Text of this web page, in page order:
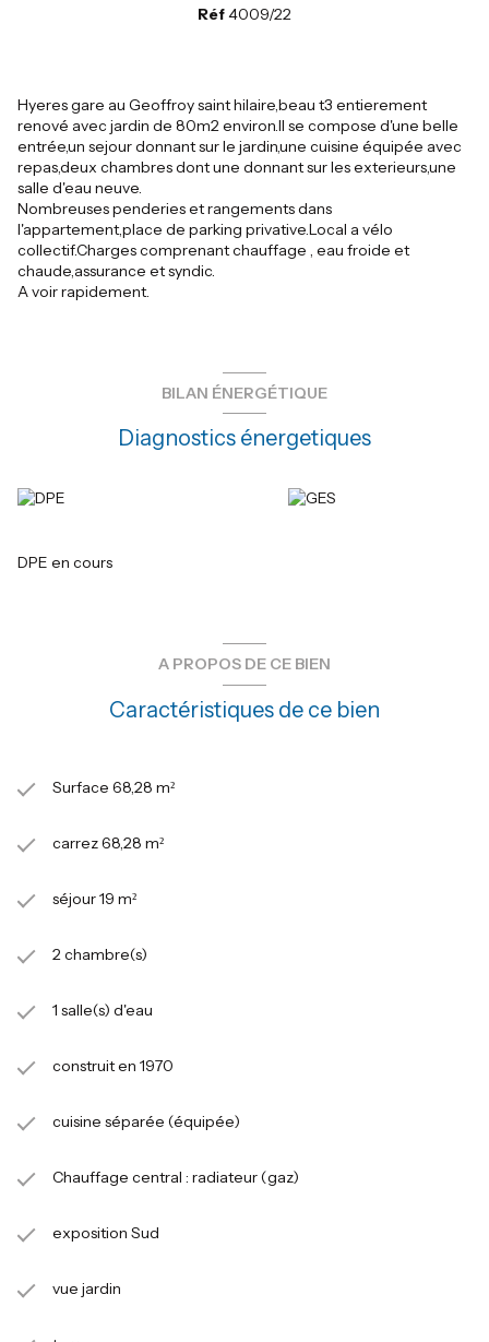
Réf4009/22
Hyeres gare au Geoffroy saint hilaire,beau t3 entierement
renové avec jardin de 80m2 environ.Il se compose d'une belle
entrée,un sejour donnant sur le jardin,une cuisine équipée avec
repas,deux chambres dont une donnant sur les exterieurs,une
salle d'eau neuve.
Nombreuses penderies et rangements dans
l'appartement,place de parking privative.Local a vélo
collectif.Charges comprenant chauffage , eau froide et
chaude,assurance et syndic.
A voir rapidement.
BILAN ÉNERGÉTIQUE
Diagnostics énergetiques
DPE en cours
A PROPOS DE CE BIEN
Caractéristiques de ce bien
Surface 68,28 m²
carrez 68,28 m²
séjour 19 m²
2 chambre(s)
1 salle(s) d'eau
construit en 1970
cuisine séparée (équipée)
Chauffage central : radiateur (gaz)
exposition Sud
vue jardin